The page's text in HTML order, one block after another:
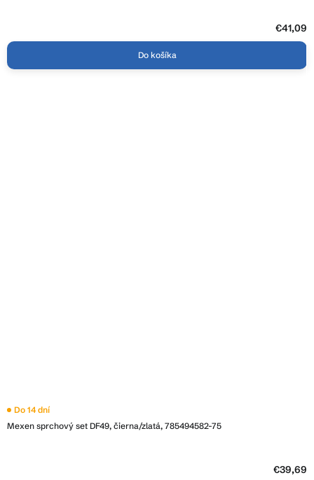
€41,09
Do košíka
Mexen sprchový set DF49, čierna/zlatá, 785494582-75
Do 14 dní
€39,69